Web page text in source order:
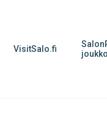
VisitSalo.fi